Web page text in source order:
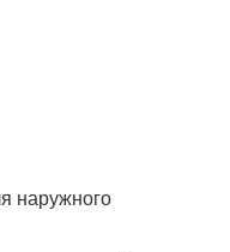
наружного